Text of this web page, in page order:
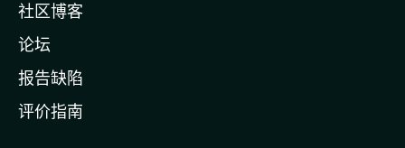
社区博客
论坛
报告缺陷
评价指南